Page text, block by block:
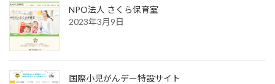
NPO法人 さくら保育室
2023年3月9日
国際小児がんデー特設サイト